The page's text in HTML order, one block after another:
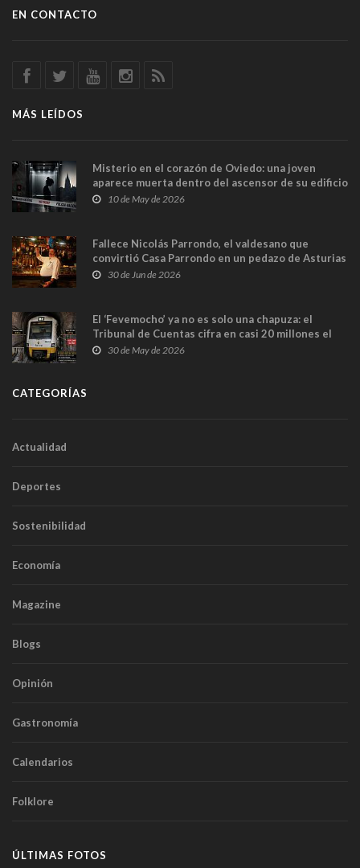
EN CONTACTO
MÁS LEÍDOS
Misterio en el corazón de Oviedo: una joven
aparece muerta dentro del ascensor de su edificio
y las cámaras captan sus últimos minutos
10 de May de 2026
Fallece Nicolás Parrondo, el valdesano que
convirtió Casa Parrondo en un pedazo de Asturias
en Madrid
30 de Jun de 2026
El ‘Fevemocho’ ya no es solo una chapuza: el
Tribunal de Cuentas cifra en casi 20 millones el
sobrecoste de los trenes que no cabían por los
30 de May de 2026
CATEGORÍAS
Actualidad
Deportes
Sostenibilidad
Economía
Magazine
Blogs
Opinión
Gastronomía
Calendarios
Folklore
ÚLTIMAS FOTOS